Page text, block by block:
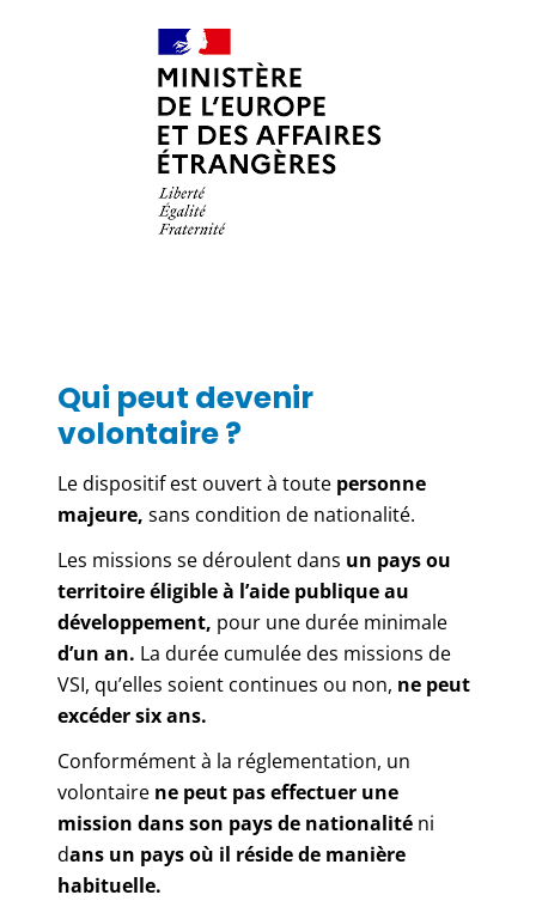
Qui peut devenir
volontaire ?
Le dispositif est ouvert à toute personne
majeure, sans condition de nationalité.
Les missions se déroulent dans un pays ou
territoire éligible à l’aide publique au
développement, pour une durée minimale
d’un an. La durée cumulée des missions de
VSI, qu’elles soient continues ou non, ne peut
excéder six ans.
Conformément à la réglementation, un
volontaire ne peut pas effectuer une
mission dans son pays de nationalité ni
dans un pays où il réside de manière
habituelle.